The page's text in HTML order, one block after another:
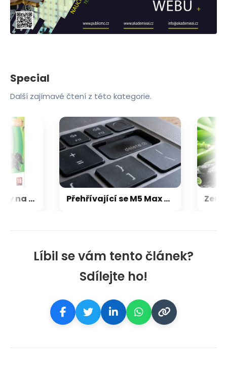
Líbil se vám tento článek?
Sdílejte ho!
Special
Další zajímavé čtení z této kategorie.
Microsoft chce, aby na Xbox Helix běhaly všechny hry, které kdy vyšly pro Xbox Přehřívající se M5 Max MacBook Pro trápí zaseklé klávesy, cena opravy je $895